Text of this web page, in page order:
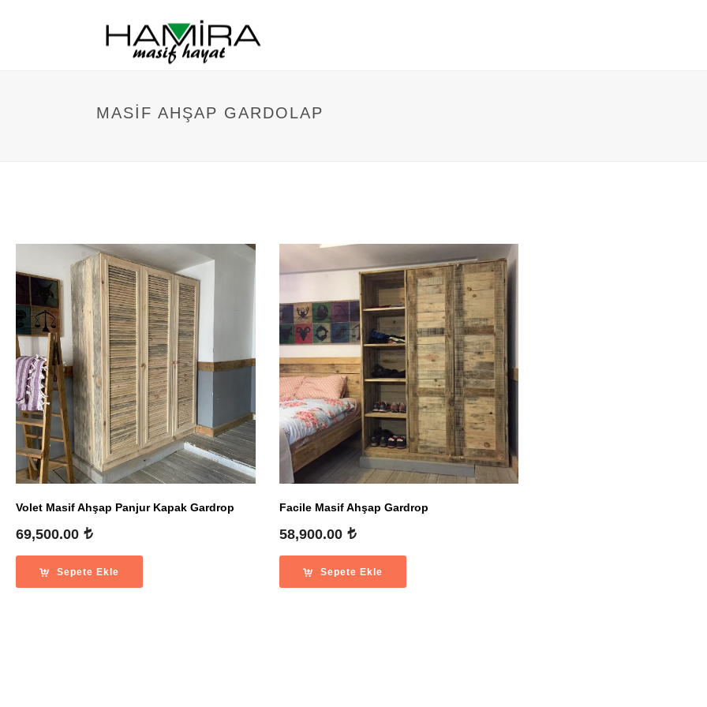
MASIF AHŞAP GARDOLAP
Volet Masif Ahşap Panjur Kapak Gardrop
69,500.00
Sepete Ekle
Facile Masif Ahşap Gardrop
58,900.00
Sepete Ekle